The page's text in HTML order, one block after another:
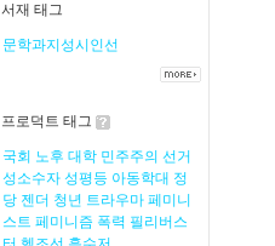
서재 태그
문학과지성시인선
프로덕트 태그
국회 노후 대학 민주주의 선거
성소수자 성평등 아동학대 정
당 젠더 청년 트라우마 페미니
스트 페미니즘 폭력 필리버스